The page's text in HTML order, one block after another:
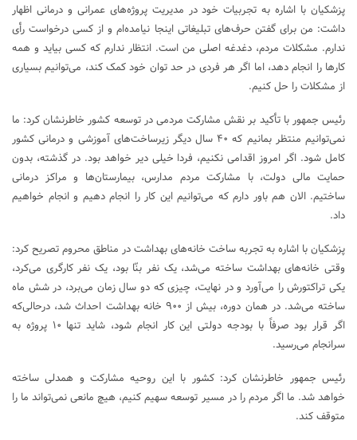
پزشکیان با اشاره به تجربیات خود در مدیریت پروژه‌های عمرانی و درمانی اظهار
داشت: من برای گفتن حرف‌های تبلیغاتی اینجا نیامده‌ام و از کسی درخواست رأی
ندارم. مشکلات مردم، دغدغه اصلی من است. انتظار ندارم که کسی بیاید و همه
کارها را انجام دهد، اما اگر هر فردی در حد توان خود کمک کند، می‌توانیم بسیاری
از مشکلات را حل کنیم.
رئیس جمهور با تأکید بر نقش مشارکت مردمی در توسعه کشور خاطرنشان کرد: ما
نمی‌توانیم منتظر بمانیم که ۴۰ سال دیگر زیرساخت‌های آموزشی و درمانی کشور
کامل شود. اگر امروز اقدامی نکنیم، فردا خیلی دیر خواهد بود. در گذشته، بدون
حمایت مالی دولت، با مشارکت مردم مدارس، بیمارستان‌ها و مراکز درمانی
ساختیم. الان هم باور دارم که می‌توانیم این کار را انجام دهیم و انجام خواهیم
داد.
پزشکیان با اشاره به تجربه ساخت خانه‌های بهداشت در مناطق محروم تصریح کرد:
وقتی خانه‌های بهداشت ساخته می‌شد، یک نفر بنّا بود، یک نفر کارگری می‌کرد،
یکی تراکتورش را می‌آورد و در نهایت، چیزی که دو سال زمان می‌برد، در شش ماه
ساخته می‌شد. در همان دوره، بیش از ۹۰۰ خانه بهداشت احداث شد، درحالی‌که
اگر قرار بود صرفاً با بودجه دولتی این کار انجام شود، شاید تنها ۱۰ پروژه به
سرانجام می‌رسید.
رئیس جمهور خاطرنشان کرد: کشور با این روحیه مشارکت و همدلی ساخته
خواهد شد. ما اگر مردم را در مسیر توسعه سهیم کنیم، هیچ مانعی نمی‌تواند ما را
متوقف کند.